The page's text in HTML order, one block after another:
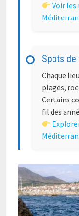
Voir les
Spots de
Chaque
plages,
Certains
fil des